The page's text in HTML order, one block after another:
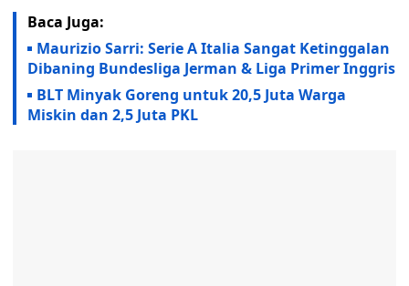
Baca Juga:
Maurizio Sarri: Serie A Italia Sangat Ketinggalan
Dibaning Bundesliga Jerman & Liga Primer Inggris
BLT Minyak Goreng untuk 20,5 Juta Warga
Miskin dan 2,5 Juta PKL